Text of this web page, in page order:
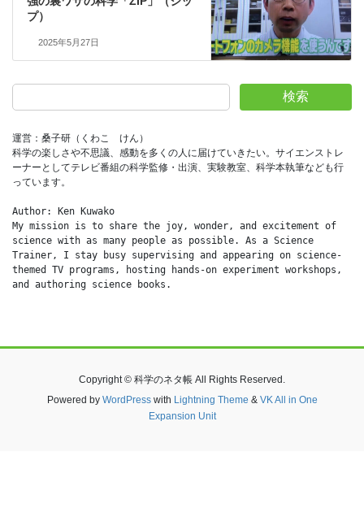
プ）
2025年5月27日
検索
運営：桑子研（くわこ　けん）
科学の楽しさや不思議、感動を多くの人に届けていきたい。サイエンストレ
ーナーとしてテレビ番組の科学監修・出演、実験教室、科学本執筆なども行
っています。
Author: Ken Kuwako
My mission is to share the joy, wonder, and excitement of
science with as many people as possible. As a Science
Trainer, I stay busy supervising and appearing on science-
themed TV programs, hosting hands-on experiment workshops,
and authoring science books.
Copyright © 科学のネタ帳 All Rights Reserved.
Powered by WordPresswith Lightning Theme & VK All in One
Expansion Unit